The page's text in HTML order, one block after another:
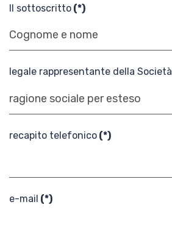
Rafting Sportivo
Discipline Federali
Formazione
News
Documenti
Il sottoscritto (*)
legale rappresentante della Società
recapito telefonico (*)
e-mail (*)